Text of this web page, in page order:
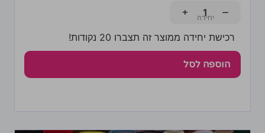
−
+
רכישת יחידה ממוצר זה תצברו 20 נקודות!
הוספה לסל